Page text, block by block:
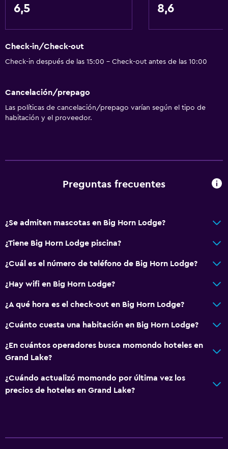
6,5 8,6
Check-in/Check-out
Check-in después de las 15:00 - Check-out antes de las 10:00
Cancelación/prepago
Las políticas de cancelación/prepago varían según el tipo de
habitación y el proveedor.
Preguntas frecuentes
¿Se admiten mascotas en Big Horn Lodge?
¿Tiene Big Horn Lodge piscina?
¿Cuál es el número de teléfono de Big Horn Lodge?
¿Hay wifi en Big Horn Lodge?
¿A qué hora es el check-out en Big Horn Lodge?
¿Cuánto cuesta una habitación en Big Horn Lodge?
¿En cuántos operadores busca momondo hoteles en
Grand Lake?
¿Cuándo actualizó momondo por última vez los
precios de hoteles en Grand Lake?